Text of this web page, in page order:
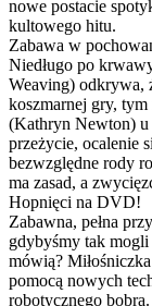
nowe postacie
kultowego hitu.
Zabawa w
Niedługo po
Weaving) odkrywa,
koszmarnej gry,
(Kathryn Newton) u
przeżycie, ocalenie
bezwzględne rody
ma zasad, a
Hopnięci na DVD!
Zabawna, pełna
gdybyśmy tak
mówią?
pomocą nowych
robotycznego